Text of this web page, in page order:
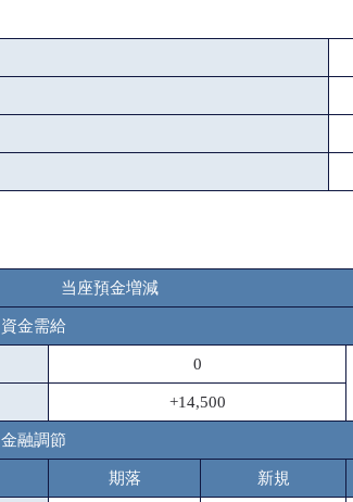
当座預金増減
資金需給
0
+14,500
金融調節
期落 新規